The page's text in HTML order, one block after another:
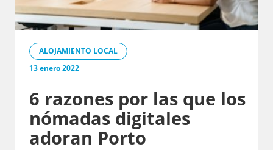
ALOJAMIENTO LOCAL
13 enero 2022
6 razones por las que los
nómadas digitales
adoran Porto